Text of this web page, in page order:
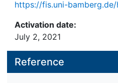
https://fis.uni-
Activation date:
July 2, 2021
Reference